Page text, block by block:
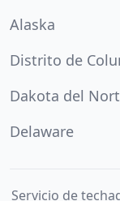
Alaska
Distrito de
Dakota del
Delaware
Servicio de